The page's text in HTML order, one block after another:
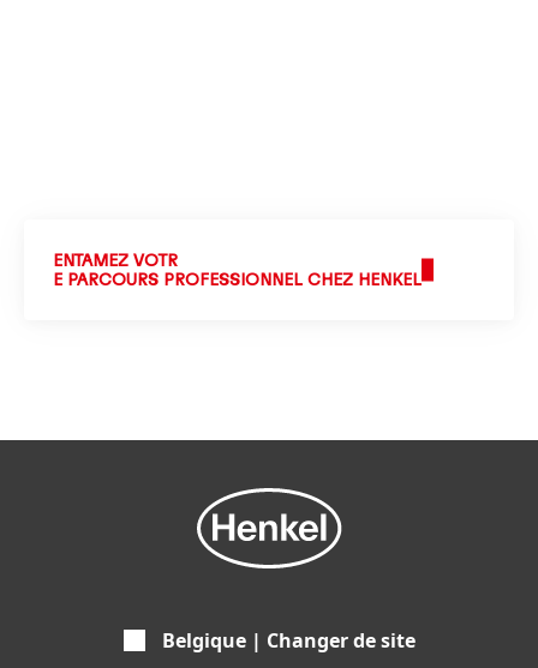
ENTAMEZ VOTR
E PARCOURS PROFESSIONNEL CHEZ HENKEL
Belgique | Changer de site